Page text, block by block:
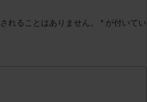
れることはありません。 * が付いてい